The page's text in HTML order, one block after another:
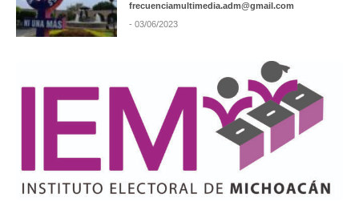
frecuenciamultimedia.adm@gmail.com
- 03/06/2023